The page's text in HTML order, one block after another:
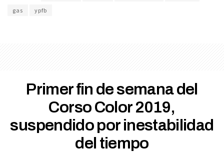
gas
ypfb
Primer fin de semana del
Corso Color 2019,
suspendido por inestabilidad
del tiempo